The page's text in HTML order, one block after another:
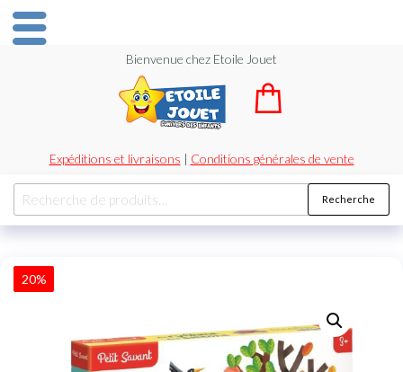
Bienvenue chez Etoile Jouet
Expéditions et livraisons | Conditions générales de vente
Recherche
20%